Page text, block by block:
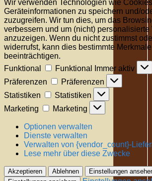
Wir verwenden Technologien wie
Geräteinformationen zu speichern und/
zuzugreifen. Wir tun dies, um das
verbessern und um (nicht) personalisierte
anzuzeigen. Wenn du nicht zustimmst
widerrufst, kann dies bestimmte
beeinträchtigen.
Funktional
Funktional
Immer aktiv
Präferenzen
Präferenzen
Statistiken
Statistiken
Marketing
Marketing
Optionen verwalten
Dienste verwalten
Verwalten von {vendor_count}-
Lese mehr über diese Zwecke
Akzeptieren Ablehnen
Einstellungen